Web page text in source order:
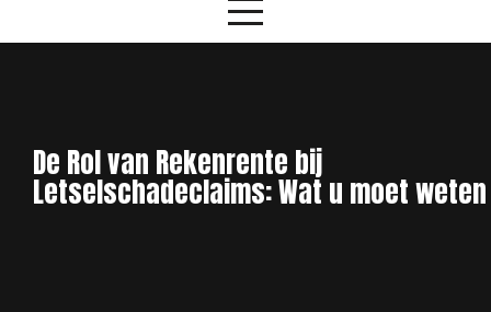
De Rol van Rekenrente bij
Letselschadeclaims: Wat u moet weten